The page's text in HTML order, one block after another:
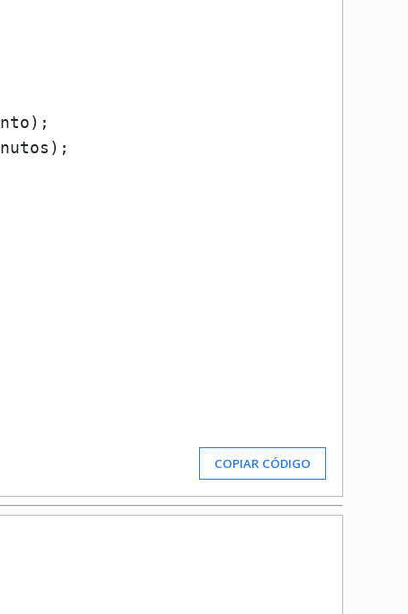
COPIAR CÓDIGO